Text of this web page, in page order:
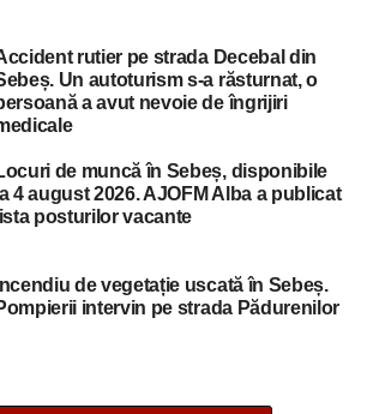
rutier pe strada Decebal din
Un autoturism s-a răsturnat, o
a avut nevoie de îngrijiri
de muncă în Sebeș, disponibile
la 4 august 2026. AJOFM Alba a publicat
lista posturilor vacante
Incendiu de vegetație uscată în Sebeș.
intervin pe strada Pădurenilor